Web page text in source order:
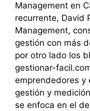
Management en
recurrente, David
Management,
gestión con más
por otro lado los
gestionar-
emprendedores y
gestión y
se enfoca en el